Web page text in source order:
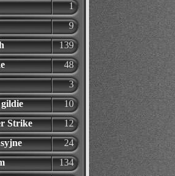
1
9
139
48
3
10
Strike
12
24
134